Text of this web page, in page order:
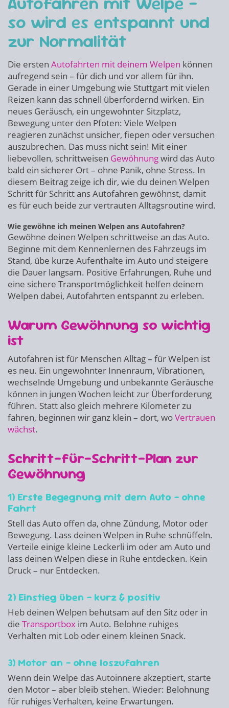
so wird es entspannt und
zur Normalität
Die ersten Autofahrten mit deinem Welpen können
aufregend sein – für dich und vor allem für ihn.
Gerade in einer Umgebung wie Stuttgart mit vielen
Reizen kann das schnell überfordernd wirken. Ein
neues Geräusch, ein ungewohnter Sitzplatz,
Bewegung unter den Pfoten: Viele Welpen
reagieren zunächst unsicher, fiepen oder versuchen
auszubrechen. Das muss nicht sein! Mit einer
liebevollen, schrittweisen Gewöhnungwird das Auto
bald ein sicherer Ort – ohne Panik, ohne Stress. In
diesem Beitrag zeige ich dir, wie du deinen Welpen
Schritt für Schritt ans Autofahren gewöhnst, damit
es für euch beide zur vertrauten Alltagsroutine wird.
Wie gewöhne ich meinen Welpen ans Autofahren?
Gewöhne deinen Welpen schrittweise an das Auto.
Beginne mit dem Kennenlernen des Fahrzeugs im
Stand, übe kurze Aufenthalte im Auto und steigere
die Dauer langsam. Positive Erfahrungen, Ruhe und
eine sichere Transportmöglichkeit helfen deinem
Welpen dabei, Autofahrten entspannt zu erleben.
Warum Gewöhnung so wichtig
ist
Autofahren ist für Menschen Alltag – für Welpen ist
es neu. Ein ungewohnter Innenraum, Vibrationen,
wechselnde Umgebung und unbekannte Geräusche
können in jungen Wochen leicht zur Überforderung
führen. Statt also gleich mehrere Kilometer zu
fahren, beginnen wir ganz klein – dort, woVertrauen
wächst.
Schritt-für-Schritt-Plan zur
Gewöhnung
1) Erste Begegnung mit dem Auto – ohne
Fahrt
Stell das Auto offen da, ohne Zündung, Motor oder
Bewegung. Lass deinen Welpen in Ruhe schnüffeln.
Verteile einige kleine Leckerli im oder am Auto und
lass deinen Welpen diese in Ruhe entdecken. Kein
Druck – nur Entdecken.
2) Einstieg üben – kurz & positiv
Heb deinen Welpen behutsam auf den Sitz oder in
die Transportbox im Auto. Belohne ruhiges
Verhalten mit Lob oder einem kleinen Snack.
3) Motor an – ohne loszufahren
Wenn dein Welpe das Autoinnere akzeptiert, starte
den Motor – aber bleib stehen. Wieder: Belohnung
für ruhiges Verhalten, keine Erwartungen.